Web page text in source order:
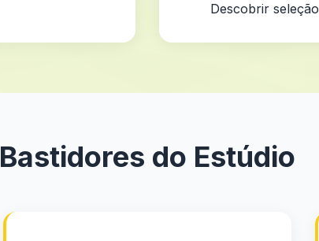
Descobrir seleção
Bastidores do Estúdio